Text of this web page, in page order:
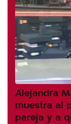
Alejandra
muestra al
pareja y a